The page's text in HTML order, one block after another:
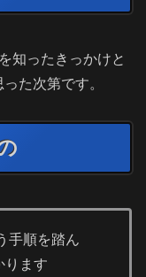
知ったきっかけと
た次第です。
手順を踏ん
ります